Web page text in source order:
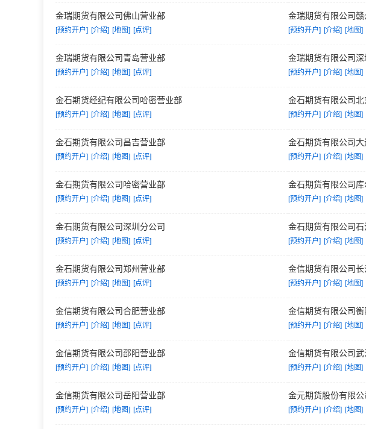
金瑞期货有限公司佛山营业部
[预约开户] [介绍] [地图] [点评]
金瑞期货有限公司赣
[预约开户] [介绍] [地图]
金瑞期货有限公司青岛营业部
[预约开户] [介绍] [地图] [点评]
金瑞期货有限公司
[预约开户] [介绍] [地图]
金石期货经纪有限公司哈密营业部
[预约开户] [介绍] [地图] [点评]
金石期货有限公司
[预约开户] [介绍] [地图]
金石期货有限公司昌吉营业部
[预约开户] [介绍] [地图] [点评]
金石期货有限公司大
[预约开户] [介绍] [地图]
金石期货有限公司哈密营业部
[预约开户] [介绍] [地图] [点评]
金石期货有限公司
[预约开户] [介绍] [地图]
金石期货有限公司深圳分公司
[预约开户] [介绍] [地图] [点评]
金石期货有限公司
[预约开户] [介绍] [地图]
金石期货有限公司郑州营业部
[预约开户] [介绍] [地图] [点评]
金信期货有限公司长
[预约开户] [介绍] [地图]
金信期货有限公司合肥营业部
[预约开户] [介绍] [地图] [点评]
金信期货有限公司衡
[预约开户] [介绍] [地图]
金信期货有限公司邵阳营业部
[预约开户] [介绍] [地图] [点评]
金信期货有限公司武
[预约开户] [介绍] [地图]
金信期货有限公司岳阳营业部
[预约开户] [介绍] [地图] [点评]
金元期货股份有限
[预约开户] [介绍] [地图]